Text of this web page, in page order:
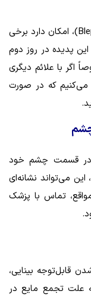
پس از انجام عمل بلفاروپلاستی (Blepharoplasty)، امکان دارد برخی
پدیده در روز دوم
اگر با علائم دیگری
می‌کنیم که در صورت
در قسمت چشم خود
می‌تواند نشانه‌ای
تماس با پزشک
قابل‌توجه بینایی،
علت تجمع مایع در